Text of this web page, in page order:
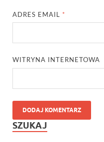
ADRES EMAIL *
WITRYNA INTERNETOWA
SZUKAJ